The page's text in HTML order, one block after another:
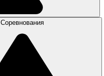
Соревнования